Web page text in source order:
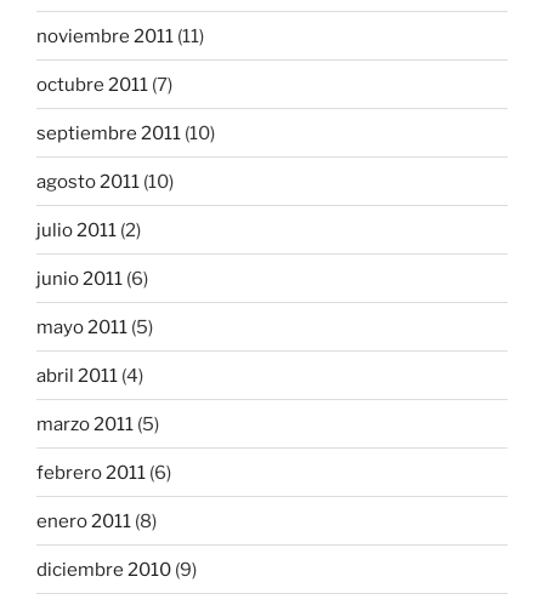
noviembre 2011 (11)
octubre 2011 (7)
septiembre 2011 (10)
agosto 2011 (10)
julio 2011 (2)
junio 2011 (6)
mayo 2011 (5)
abril 2011 (4)
marzo 2011 (5)
febrero 2011 (6)
enero 2011 (8)
diciembre 2010 (9)